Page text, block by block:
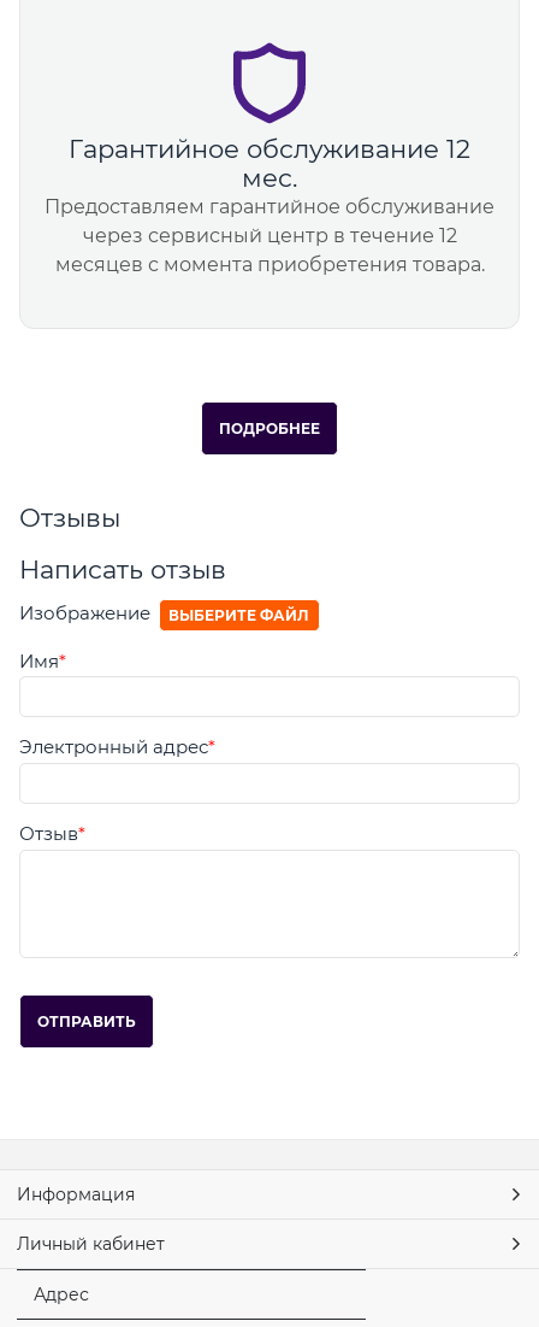
Гарантийное обслуживание 12
мес.
Предоставляем гарантийное обслуживание
через сервисный центр в течение 12
месяцев с момента приобретения товара.
ПОДРОБНЕЕ
Отзывы
Написать отзыв
Изображение ВЫБЕРИТЕ ФАЙЛ
Имя
Электронный адрес
Отзыв
Информация
Личный кабинет
Адрес